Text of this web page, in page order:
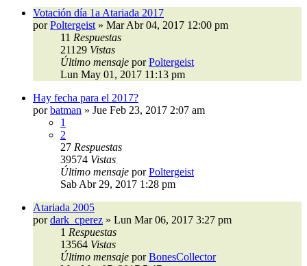
Votación día 1a Atariada 2017
porPoltergeist » Mar Abr 04, 2017 12:00 pm
11 Respuestas
21129 Vistas
Último mensaje porPoltergeist
Lun May 01, 2017 11:13 pm
Hay fecha para el 2017?
porbatman » Jue Feb 23, 2017 2:07 am
1
2
27 Respuestas
39574 Vistas
Último mensaje porPoltergeist
Sab Abr 29, 2017 1:28 pm
Atariada 2005
pordark_cperez » Lun Mar 06, 2017 3:27 pm
1 Respuestas
13564 Vistas
Último mensaje porBonesCollector